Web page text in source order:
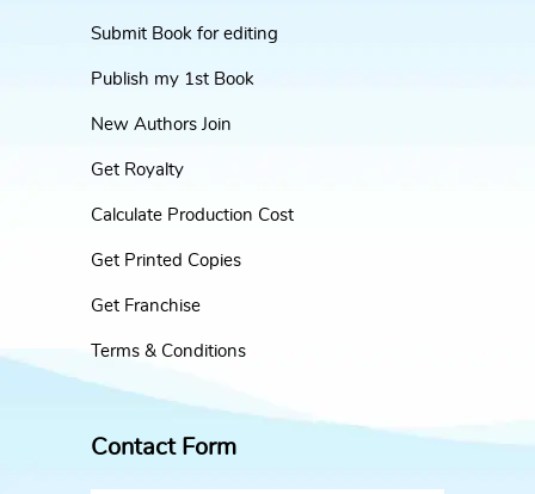
Submit Book for editing
Publish my 1st Book
New Authors Join
Get Royalty
Calculate Production Cost
Get Printed Copies
Get Franchise
Terms & Conditions
Contact Form